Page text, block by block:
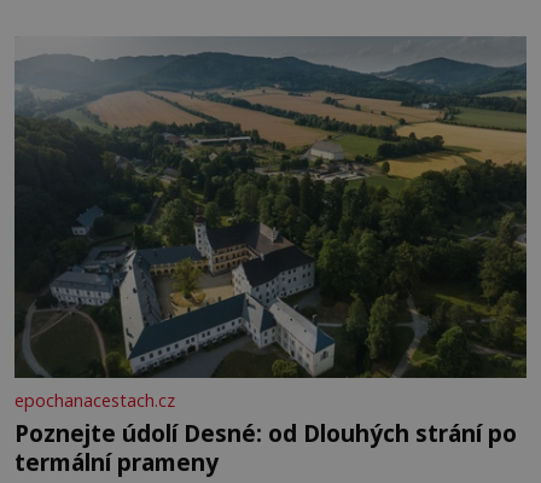
Je to opravdu tak, s věkem jako kdyby se paměť
rozhodla stávkovat. Cvičte
epochanacestach.cz
Poznejte údolí Desné: od Dlouhých strání po
termální prameny